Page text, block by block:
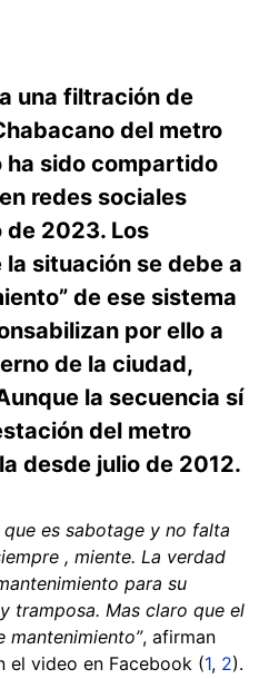
una filtración de
del metro
ha sido compartido
redes sociales
de 2023. Los
situación se debe a
de ese sistema
por ello a
de la ciudad,
la secuencia sí
del metro
desde julio de 2012.
que es sabotage y no falta
, miente. La verdad
para su
tramposa. Mas claro que el
, afirman
el video en Facebook (1, 2).